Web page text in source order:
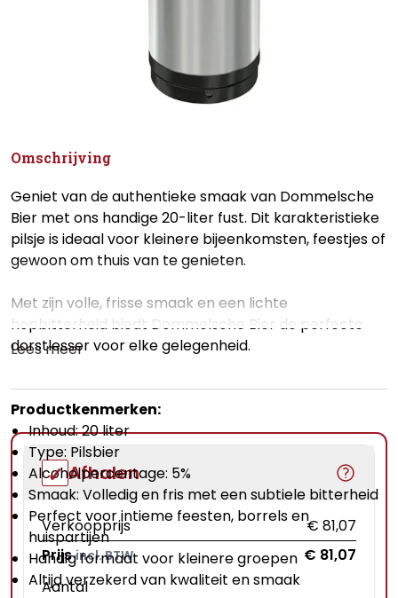
Omschrijving
Geniet van de authentieke smaak van Dommelsche
Bier met ons handige 20-liter fust. Dit karakteristieke
pilsje is ideaal voor kleinere bijeenkomsten, feestjes of
gewoon om thuis van te genieten.
Met zijn volle, frisse smaak en een lichte
hopbitterheid biedt Dommelsche Bier de perfecte
dorstlesser voor elke gelegenheid.
Productkenmerken:
Inhoud: 20 liter
Type: Pilsbier
Alcoholpercentage: 5%
Smaak: Volledig en fris met een subtiele bitterheid
Perfect voor intieme feesten, borrels en
huispartijen
Handig formaat voor kleinere groepen
Altijd verzekerd van kwaliteit en smaak
Lees meer
Afhalen
Verkoopprijs
€ 81,07
Prijsincl. BTW
€ 81,07
Aantal